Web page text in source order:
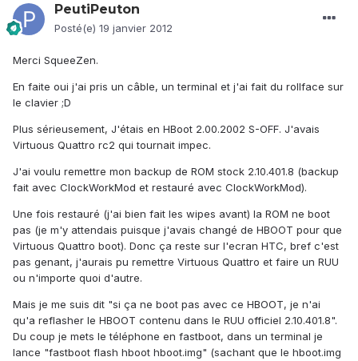
PeutiPeuton
Posté(e) 19 janvier 2012
Merci SqueeZen.
En faite oui j'ai pris un câble, un terminal et j'ai fait du rollface sur
le clavier ;D
Plus sérieusement, J'étais en HBoot 2.00.2002 S-OFF. J'avais
Virtuous Quattro rc2 qui tournait impec.
J'ai voulu remettre mon backup de ROM stock 2.10.401.8 (backup
fait avec ClockWorkMod et restauré avec ClockWorkMod).
Une fois restauré (j'ai bien fait les wipes avant) la ROM ne boot
pas (je m'y attendais puisque j'avais changé de HBOOT pour que
Virtuous Quattro boot). Donc ça reste sur l'ecran HTC, bref c'est
pas genant, j'aurais pu remettre Virtuous Quattro et faire un RUU
ou n'importe quoi d'autre.
Mais je me suis dit "si ça ne boot pas avec ce HBOOT, je n'ai
qu'a reflasher le HBOOT contenu dans le RUU officiel 2.10.401.8".
Du coup je mets le téléphone en fastboot, dans un terminal je
lance "fastboot flash hboot hboot.img" (sachant que le hboot.img